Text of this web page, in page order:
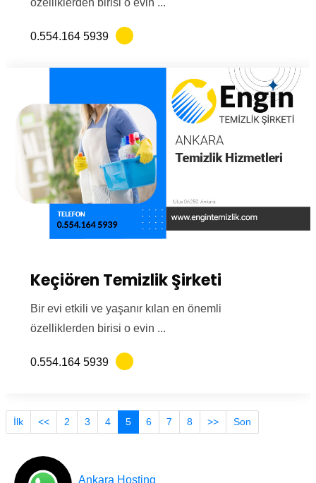
özelliklerden birisi o evin ...
0.554.164 5939
Keçiören Temizlik Şirketi
Bir evi etkili ve yaşanır kılan en önemli
özelliklerden birisi o evin ...
0.554.164 5939
İlk << 2 3 4 5 6 7 8 >> Son
Tasarım Ankara Hosting